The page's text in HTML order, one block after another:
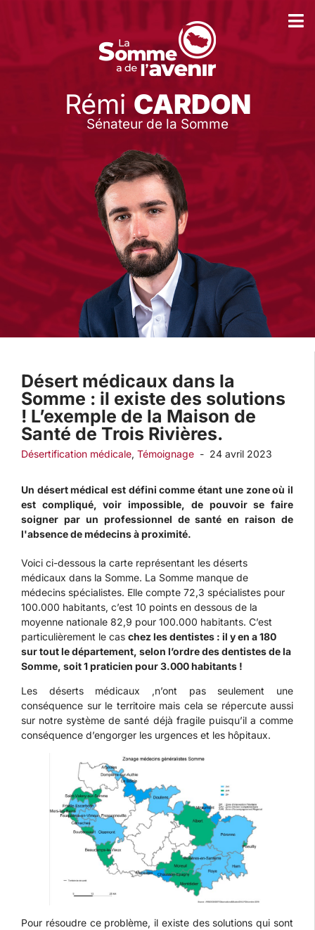
RémiCARDON
Sénateur de la Somme
Désert médicaux dans la
Somme : il existe des solutions
! L’exemple de la Maison de
Santé de Trois Rivières.
Désertification médicale, Témoignage - 24 avril 2023
Un désert médical est défini comme étant une zone où il
est compliqué, voir impossible, de pouvoir se faire
soigner par un professionnel de santé en raison de
l'absence de médecins à proximité.
Voici ci-dessous la carte représentant les déserts
médicaux dans la Somme. La Somme manque de
médecins spécialistes. Elle compte 72,3 spécialistes pour
100.000 habitants, c’est 10 points en dessous de la
moyenne nationale 82,9 pour 100.000 habitants. C’est
particulièrement le cas chez les dentistes : il y en a 180
sur tout le département, selon l’ordre des dentistes de la
Somme, soit 1 praticien pour 3.000 habitants !
Les déserts médicaux ,n’ont pas seulement une
conséquence sur le territoire mais cela se répercute aussi
sur notre système de santé déjà fragile puisqu’il a comme
conséquence d’engorger les urgences et les hôpitaux.
Pour résoudre ce problème, il existe des solutions qui sont